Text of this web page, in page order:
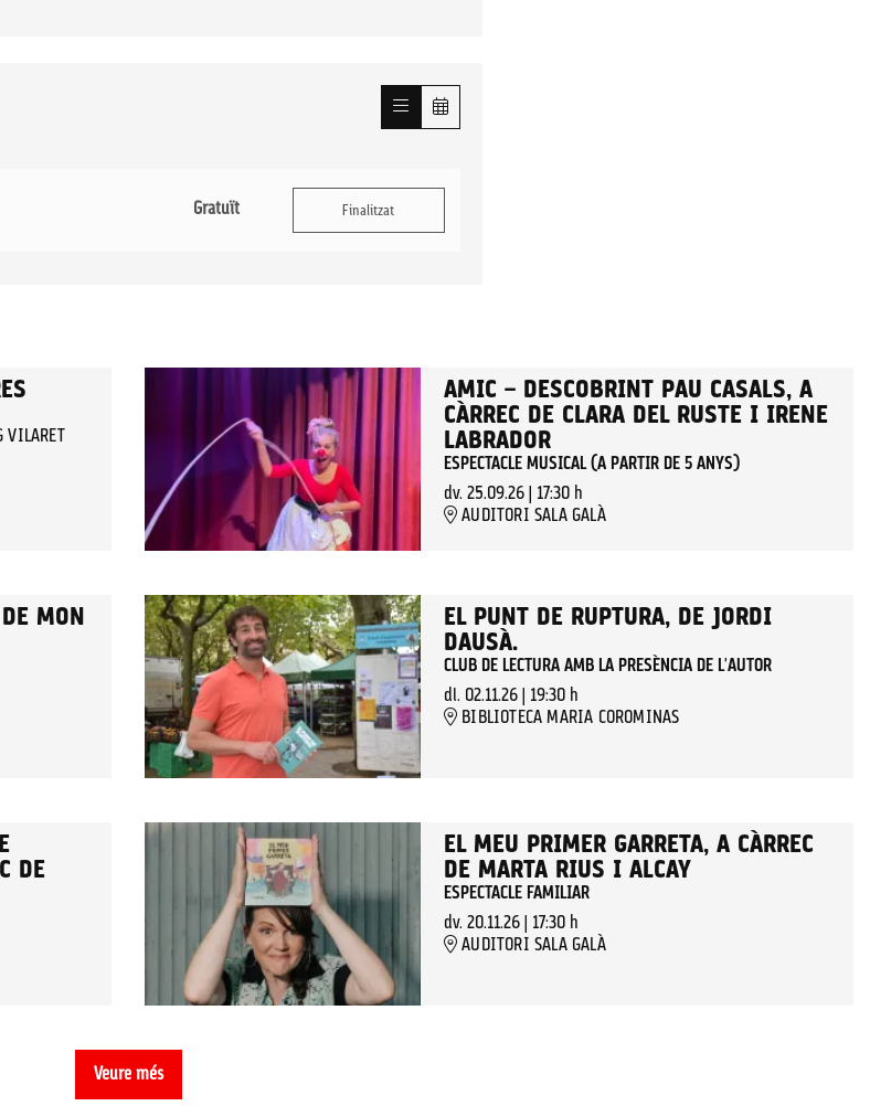
Gratuït Finalitzat
VILARET
AMIC – DESCOBRINT PAU CASALS, A
CÀRREC DE CLARA DEL RUSTE I IRENE
LABRADOR
ESPECTACLE MUSICAL (A PARTIR DE 5 ANYS)
dv. 25.09.26| 17:30 h
AUDITORI SALA GALÀ
MON
EL PUNT DE RUPTURA, DE JORDI
DAUSÀ.
CLUB DE LECTURA AMB LA PRESÈNCIA DE L'AUTOR
dl. 02.11.26| 19:30 h
BIBLIOTECA MARIA COROMINAS
DE
EL MEU PRIMER GARRETA, A CÀRREC
DE MARTA RIUS I ALCAY
ESPECTACLE FAMILIAR
dv. 20.11.26| 17:30 h
AUDITORI SALA GALÀ
Veure més